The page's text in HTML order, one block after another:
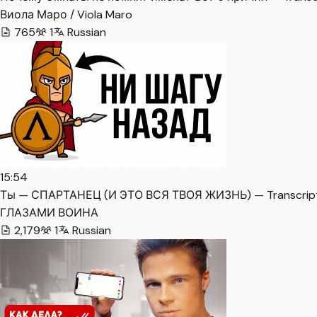
Виола Маро / Viola Maro
765
1 Russian
15:54
Ты — СПАРТАНЕЦ (И ЭТО ВСЯ ТВОЯ ЖИЗНЬ) —
ГЛАЗАМИ ВОИНА
2,179
1 Russian